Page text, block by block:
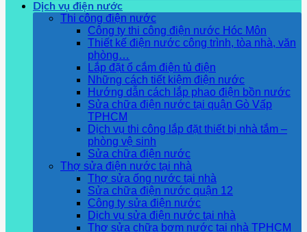
Dịch vụ điện nước
Thi công điện nước
Công ty thi công điện nước Hóc Môn
Thiết kế điện nước công trình, tòa nhà, văn
phòng…
Lắp đặt ổ cắm điện tủ điện
Những cách tiết kiệm điện nước
Hướng dẫn cách lắp phao điện bồn nước
Sửa chữa điện nước tại quận Gò Vấp
TPHCM
Dịch vụ thi công lắp đặt thiết bị nhà tắm –
phòng vệ sinh
Sửa chữa điện nước
Thợ sửa điện nước tại nhà
Thợ sửa ống nước tại nhà
Sửa chữa điện nước quận 12
Công ty sửa điện nước
Dịch vụ sửa điện nước tại nhà
Thợ sửa chữa bơm nước tại nhà TPHCM